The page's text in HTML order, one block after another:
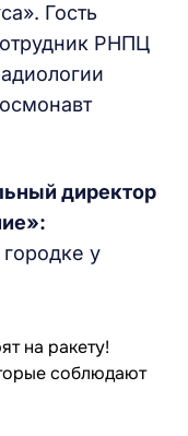
Гость
РНПЦ
директор
у